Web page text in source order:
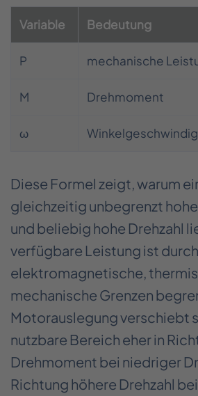
Variable Bedeutung
P mechanische
M Drehmoment
ω
Diese Formel zeigt, warum
gleichzeitig unbegrenzt
und beliebig hohe Drehzahl
verfügbare Leistung ist durch
elektromagnetische,
mechanische Grenzen
Motorauslegung verschiebt
nutzbare Bereich eher in
Drehmoment bei niedriger
Richtung höhere Drehzahl